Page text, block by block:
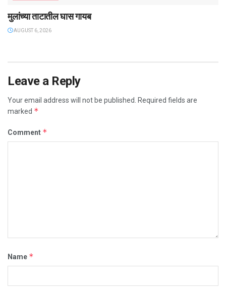
मुलांच्या ताटातील घास गायब
AUGUST 6, 2026
Leave a Reply
Your email address will not be published. Required fields are
marked *
Comment *
Name *